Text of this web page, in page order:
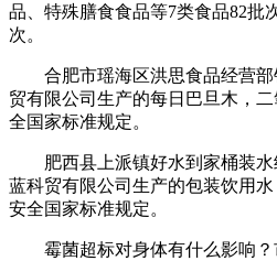
品、特殊膳食食品等7类食品82批
次。
合肥市瑶海区洪思食品经营部
贸有限公司生产的每日巴旦木，
全国家标准规定。
肥西县上派镇好水到家桶装水
蓝科贸有限公司生产的包装饮用
安全国家标准规定。
霉菌超标对身体有什么影响？